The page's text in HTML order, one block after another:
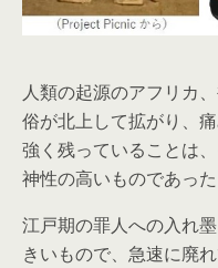
人類の起源のアフリカ
俗が北上して拡がり、
強く残っていることは
神性の高いものであっ
江戸期の罪人への入れ
きいもので、急速に廃